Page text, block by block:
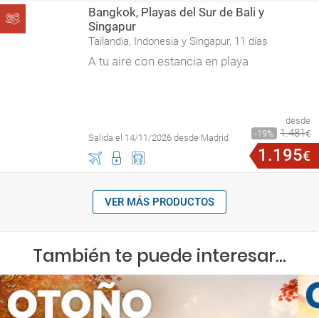
Bangkok, Playas del Sur de Bali y
Singapur
Tailandia, Indonesia y Singapur, 11 días
A tu aire con estancia en playa
Salida el 14/11/2026 desde Madrid
desde
19
1.481€
1 .195€
VER MÁS PRODUCTOS
También te puede interesar...